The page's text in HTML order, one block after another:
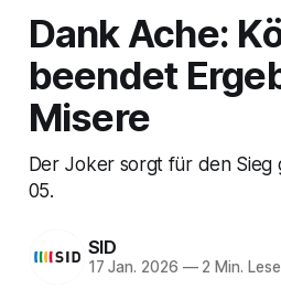
Dank Ache:
beendet
Misere
Der Joker sorgt für den Sieg
05.
SID
17 Jan. 2026 —2 Min.